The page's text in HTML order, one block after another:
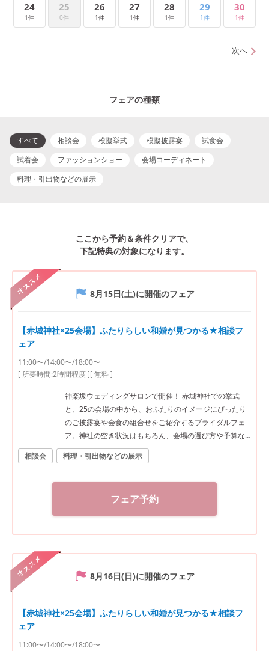
24
1件
25
0件
26
1件
27
1件
28
1件
29
1件
30
1件
次へ
フェアの種類
すべて 相談会 模擬挙式 模擬披露宴
試食会
試着会
ファッションショー
会場コーディネート
料理・引出物などの展示
ここから予約＆条件クリアで、
下記特典の対象になります。
オススメ 8月15日(土)に開催のフェア
【赤城神社×25会場】ふたりらしい和婚が見つかる★相談フ
ェア
11:00〜/14:00〜/18:00〜
[ 所要時間:2時間程度][ 無料 ]
神楽坂ウェディングサロンで開催！ 赤城神社での挙式
と、25の会場の中から、おふたりのイメージにぴったり
のご披露宴や会食の組合せをご紹介するブライダルフェ
ア。神社の空き状況はもちろん、会場の選び方や予算な
ど、ご希望に合わせた“和”の結婚式をご提案いたします。
神社結婚式のプロに何でもご相談下さい！ ◆神楽坂ウェ
（火曜定休） 【アクセス】 JR線「飯田橋駅」西口徒歩3
分／東京メトロ東西線・有楽町線・南北線、都営大江戸
相談会 料理・引出物などの展示
フェア予約
オススメ 8月16日(日)に開催のフェア
【赤城神社×25会場】ふたりらしい和婚が見つかる★相談フ
ェア
11:00〜/14:00〜/18:00〜